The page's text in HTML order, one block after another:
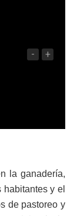
- +
la ganadería,
y el
de pastoreo y